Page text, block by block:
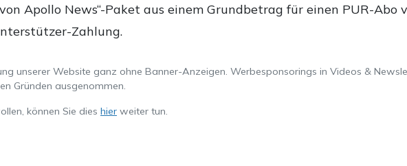
Apollo News“-Paket aus einem Grundbetrag für einen PUR-
Zahlung.
unserer Website ganz ohne Banner-Anzeigen. Werbesponsorings in Videos &
Gründen ausgenommen.
können Sie dies hier weiter tun.